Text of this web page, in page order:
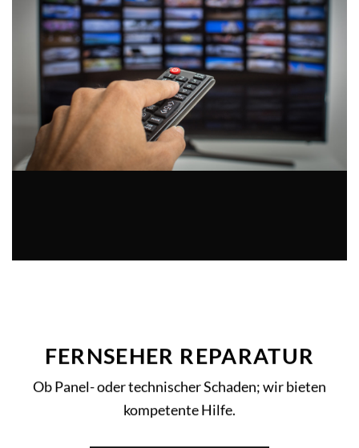
FERNSEHER REPARATUR
Ob Panel- oder technischer Schaden; wir bieten
kompetente Hilfe.